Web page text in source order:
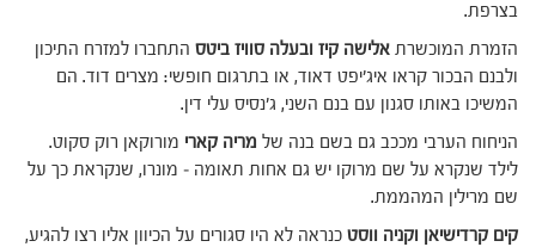
בצרפת.
הזמרת המוכשרת אלישה קיז ובעלה סוויז ביטס התחברו למזרח התיכון
ולבנם הבכור קראו איג'יפט דאוד, או בתרגום חופשי: מצרים דוד. הם
המשיכו באותו סגנון עם בנם השני, ג'נסיס עלי דין.
הניחוח הערבי מככב גם בשם בנה של מריה קארי מורוקאן רוק סקוט.
לילד שנקרא על שם מרוקו יש גם אחות תאומה – מונרו, שנקראת כך על
שם מרילין המהממת.
קים קרדישיאן וקניה ווסט כנראה לא היו סגורים על הכיוון אליו רצו להגיע,